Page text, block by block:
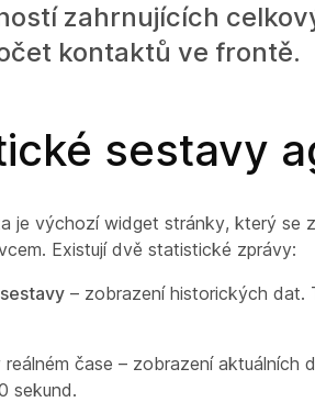
zahrnujících
kontaktů ve frontě.
sestavy
je výchozí widget stránky, který se
Existují dvě statistické zprávy:
– zobrazení historických dat.
reálném čase – zobrazení aktuálních
sekund.